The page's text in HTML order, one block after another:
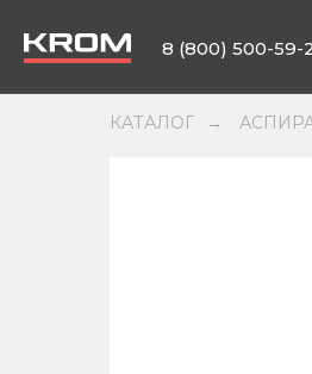
8 (800) 500-59-
КАТАЛОГ →